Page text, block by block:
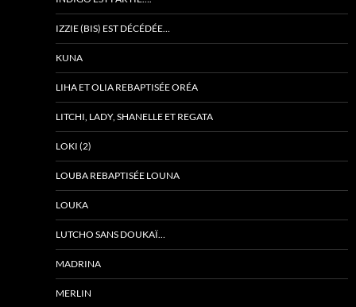
IZZIE (BIS) EST DÉCÉDÉE…
KUNA
LIHA ET OLIA REBAPTISÉE ORÉA
LITCHI, LADY, SHANELLE ET REGATA
LOKI (2)
LOUBA REBAPTISÉE LOUNA
LOUKA
LUTCHO SANS DOUKAÏ…
MADRINA
MERLIN